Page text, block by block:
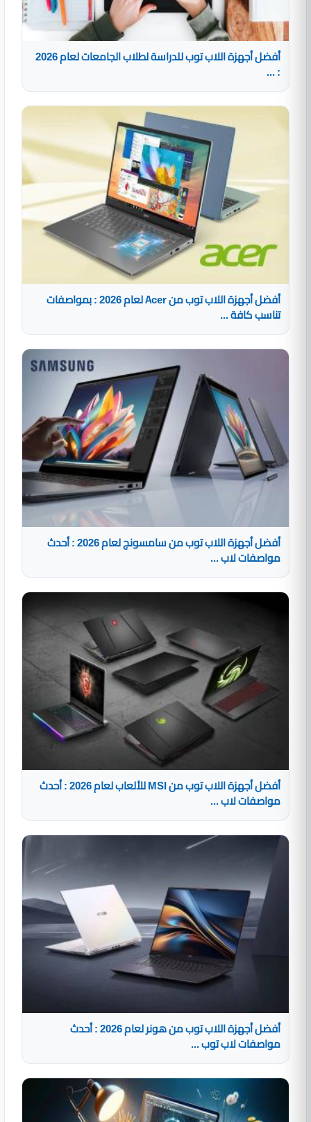
أفضل أجهزة اللاب توب للدراسة لطلاب الجامعات لعام 2026
: ...
أفضل أجهزة اللاب توب من Acer لعام 2026 : بمواصفات
تناسب كافة ...
أفضل أجهزة اللاب توب من سامسونج لعام 2026 : أحدث
مواصفات لاب ...
أفضل أجهزة اللاب توب من MSI للألعاب لعام 2026 : أحدث
مواصفات لاب ...
أفضل أجهزة اللاب توب من هونر لعام 2026 : أحدث
مواصفات لاب توب ...